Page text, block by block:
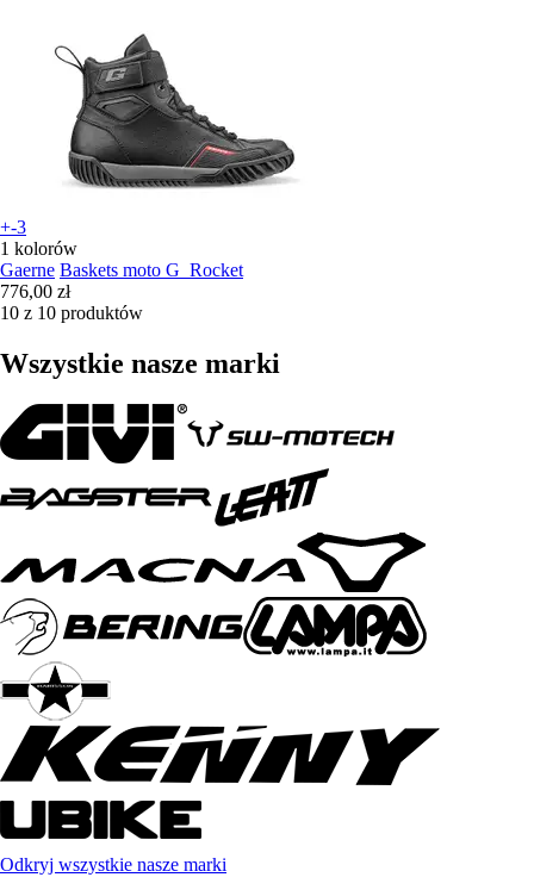
+-3
1 kolorów
Gaerne Baskets moto G_Rocket
776,00 zł
10 z 10 produktów
Wszystkie nasze marki
Odkryj wszystkie nasze marki